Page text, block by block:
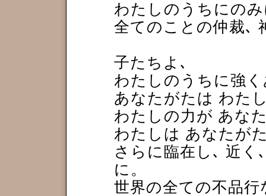
わたしのうちにの
全てのことの仲裁､
子たちよ､
わたしのうちに強
あなたがたは わた
わたしの力が あな
わたしは あなたが
さらに臨在し､ 近く
に。
世界の全ての不品